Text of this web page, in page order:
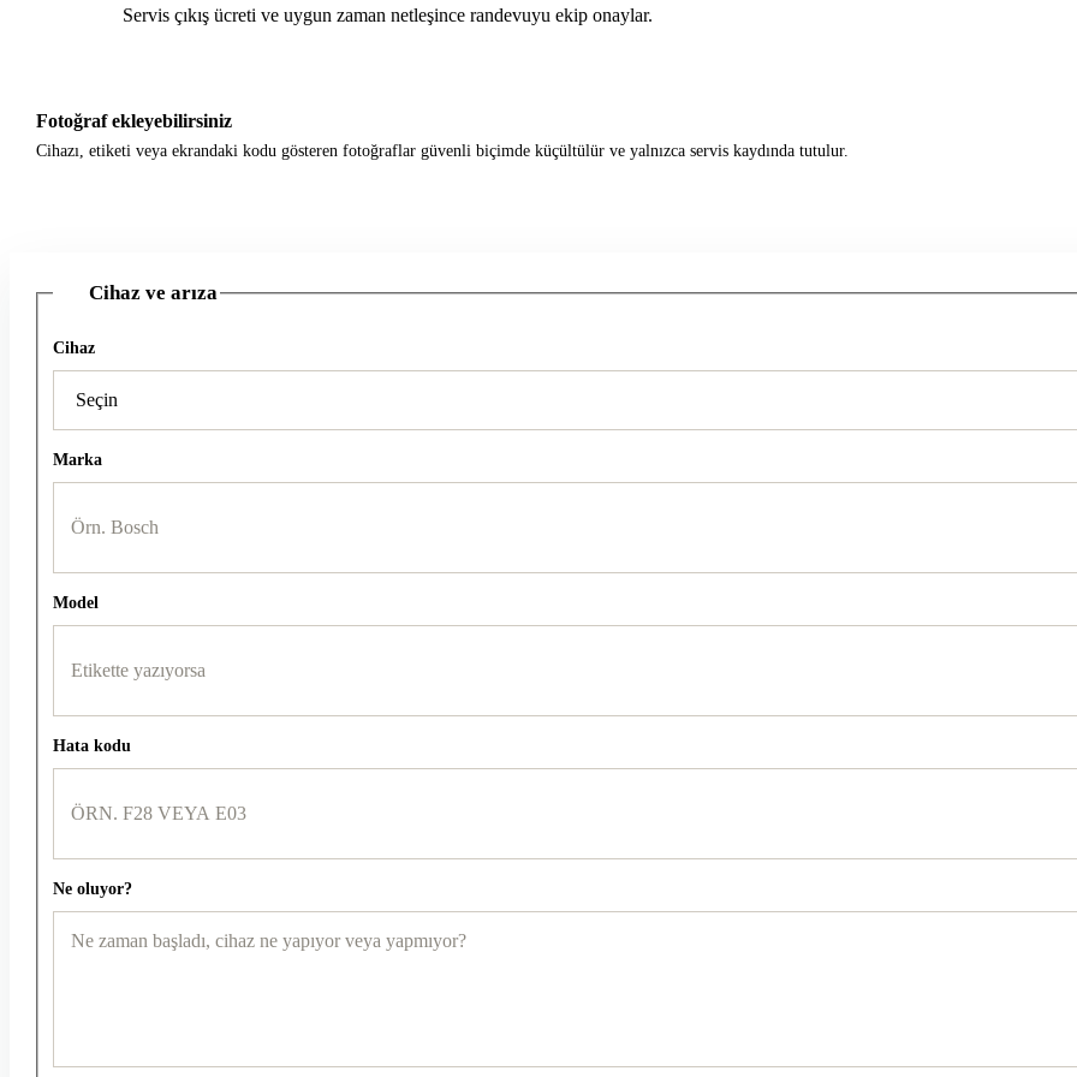
Servis çıkış ücreti ve uygun zaman netleşince randevuyu ekip onaylar.
Fotoğraf ekleyebilirsiniz
Cihazı, etiketi veya ekrandaki kodu gösteren fotoğraflar güvenli biçimde küçültülür ve yalnızca servis kaydında tutulur.
Cihaz ve arıza
Cihaz
Marka
Model
Hata kodu
Ne oluyor?